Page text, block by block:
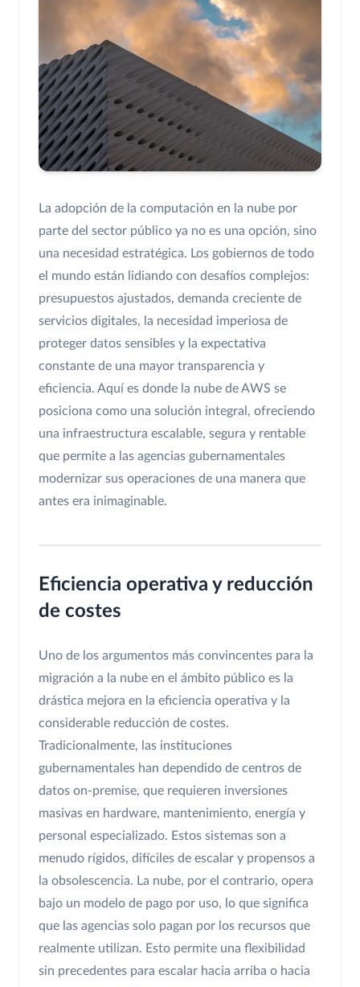
La adopción de la computación en la nube por
parte del sector público ya no es una opción, sino
una necesidad estratégica. Los gobiernos de todo
el mundo están lidiando con desafíos complejos:
presupuestos ajustados, demanda creciente de
servicios digitales, la necesidad imperiosa de
proteger datos sensibles y la expectativa
constante de una mayor transparencia y
eficiencia. Aquí es donde la nube de AWS se
posiciona como una solución integral, ofreciendo
una infraestructura escalable, segura y rentable
que permite a las agencias gubernamentales
modernizar sus operaciones de una manera que
antes era inimaginable.
Eficiencia operativa y reducción
de costes
Uno de los argumentos más convincentes para la
migración a la nube en el ámbito público es la
drástica mejora en la eficiencia operativa y la
considerable reducción de costes.
Tradicionalmente, las instituciones
gubernamentales han dependido de centros de
datos on-premise, que requieren inversiones
masivas en hardware, mantenimiento, energía y
personal especializado. Estos sistemas son a
menudo rígidos, difíciles de escalar y propensos a
la obsolescencia. La nube, por el contrario, opera
bajo un modelo de pago por uso, lo que significa
que las agencias solo pagan por los recursos que
realmente utilizan. Esto permite una flexibilidad
sin precedentes para escalar hacia arriba o hacia